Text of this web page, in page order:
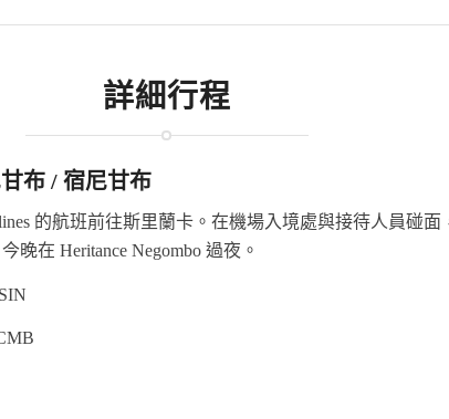
詳細行程
布 / 宿尼甘布
的航班前往斯里蘭卡。在機場入境處與接待人員碰
晚在 Heritance Negombo 過夜。